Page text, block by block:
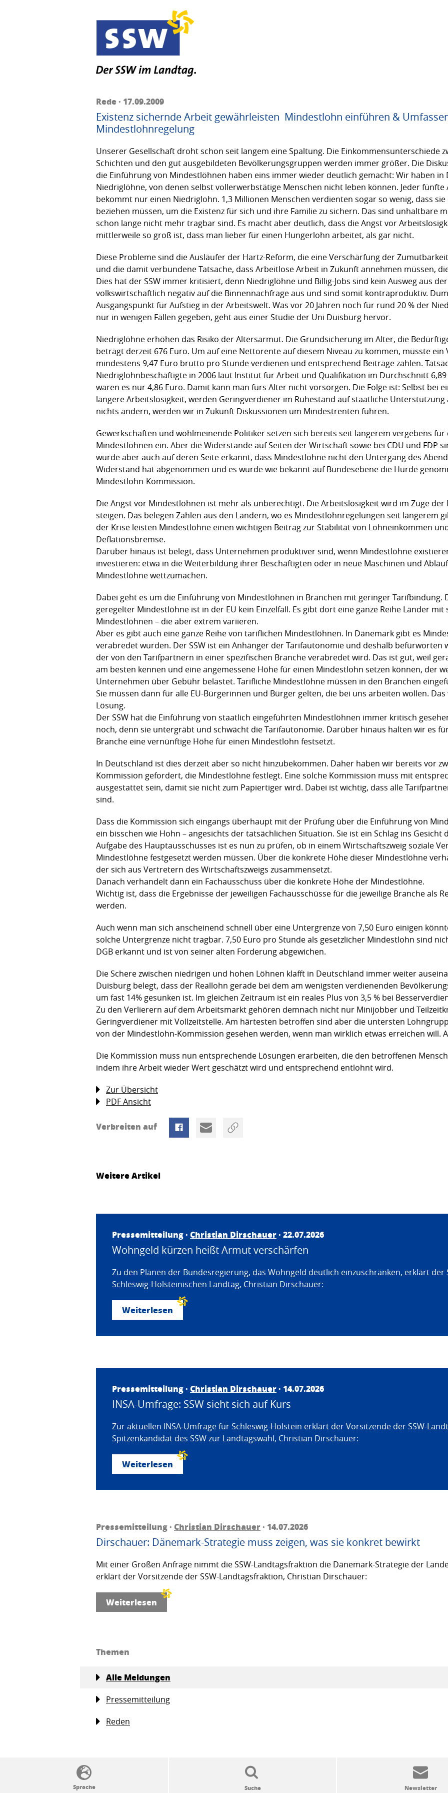
Rede · 17.09.2009
Existenz sichernde Arbeit gewährleisten  Mindestlohn einführen &
Mindestlohnregelung
Unserer Gesellschaft droht schon seit langem eine Spaltung. Die Einkommensunterschiede
Schichten und den gut ausgebildeten Bevölkerungsgruppen werden immer größer. Die
die Einführung von Mindestlöhnen haben eins immer wieder deutlich gemacht: Wir haben in
Niedriglöhne, von denen selbst vollerwerbstätige Menschen nicht leben können. Jeder
bekommt nur einen Niedriglohn. 1,3 Millionen Menschen verdienten sogar so wenig, dass
beziehen müssen, um die Existenz für sich und ihre Familie zu sichern. Das sind unhaltbare
schon lange nicht mehr tragbar sind. Es macht aber deutlich, dass die Angst vor
mittlerweile so groß ist, dass man lieber für einen Hungerlohn arbeitet, als gar nicht.
Diese Probleme sind die Ausläufer der Hartz-Reform, die eine Verschärfung der
und die damit verbundene Tatsache, dass Arbeitlose Arbeit in Zukunft annehmen müssen,
Dies hat der SSW immer kritisiert, denn Niedriglöhne und Billig-Jobs sind kein Ausweg aus
volkswirtschaftlich negativ auf die Binnennachfrage aus und sind somit kontraproduktiv.
Ausgangspunkt für Aufstieg in der Arbeitswelt. Was vor 20 Jahren noch für rund 20 % der
nur in wenigen Fällen gegeben, geht aus einer Studie der Uni Duisburg hervor.
Niedriglöhne erhöhen das Risiko der Altersarmut. Die Grundsicherung im Alter, die
beträgt derzeit 676 Euro. Um auf eine Nettorente auf diesem Niveau zu kommen, müsste ein
mindestens 9,47 Euro brutto pro Stunde verdienen und entsprechend Beiträge zahlen.
Niedriglohnbeschäftigte in 2006 laut Institut für Arbeit und Qualifikation im Durchschnitt
waren es nur 4,86 Euro. Damit kann man fürs Alter nicht vorsorgen. Die Folge ist: Selbst bei
längere Arbeitslosigkeit, werden Geringverdiener im Ruhestand auf staatliche Unterstützung
nichts ändern, werden wir in Zukunft Diskussionen um Mindestrenten führen.
Gewerkschaften und wohlmeinende Politiker setzen sich bereits seit längerem vergebens
Mindestlöhnen ein. Aber die Widerstände auf Seiten der Wirtschaft sowie bei CDU und FDP
wurde aber auch auf deren Seite erkannt, dass Mindestlöhne nicht den Untergang des
Widerstand hat abgenommen und es wurde wie bekannt auf Bundesebene die Hürde
Mindestlohn-Kommission.
Die Angst vor Mindestlöhnen ist mehr als unberechtigt. Die Arbeitslosigkeit wird im Zuge
steigen. Das belegen Zahlen aus den Ländern, wo es Mindestlohnregelungen seit längerem
der Krise leisten Mindestlöhne einen wichtigen Beitrag zur Stabilität von Lohneinkommen
Deflationsbremse.
Darüber hinaus ist belegt, dass Unternehmen produktiver sind, wenn Mindestlöhne
investieren: etwa in die Weiterbildung ihrer Beschäftigten oder in neue Maschinen und
Mindestlöhne wettzumachen.
Dabei geht es um die Einführung von Mindestlöhnen in Branchen mit geringer Tarifbindung.
geregelter Mindestlöhne ist in der EU kein Einzelfall. Es gibt dort eine ganze Reihe Länder
Mindestlöhnen – die aber extrem variieren.
Aber es gibt auch eine ganze Reihe von tariflichen Mindestlöhnen. In Dänemark gibt es
verabredet wurden. Der SSW ist ein Anhänger der Tarifautonomie und deshalb
der von den Tarifpartnern in einer spezifischen Branche verabredet wird. Das ist gut, weil
am besten kennen und eine angemessene Höhe für einen Mindestlohn setzen können, der
Unternehmen über Gebühr belastet. Tarifliche Mindestlöhne müssen in den Branchen
Sie müssen dann für alle EU-Bürgerinnen und Bürger gelten, die bei uns arbeiten wollen.
Lösung.
Der SSW hat die Einführung von staatlich eingeführten Mindestlöhnen immer kritisch
noch, denn sie untergräbt und schwächt die Tarifautonomie. Darüber hinaus halten wir es
Branche eine vernünftige Höhe für einen Mindestlohn festsetzt.
In Deutschland ist dies derzeit aber so nicht hinzubekommen. Daher haben wir bereits vor
Kommission gefordert, die Mindestlöhne festlegt. Eine solche Kommission muss mit
ausgestattet sein, damit sie nicht zum Papiertiger wird. Dabei ist wichtig, dass alle
sind.
Dass die Kommission sich eingangs überhaupt mit der Prüfung über die Einführung von
ein bisschen wie Hohn – angesichts der tatsächlichen Situation. Sie ist ein Schlag ins Gesicht
Aufgabe des Hauptausschusses ist es nun zu prüfen, ob in einem Wirtschaftszweig soziale
Mindestlöhne festgesetzt werden müssen. Über die konkrete Höhe dieser Mindestlöhne
der sich aus Vertretern des Wirtschaftszweigs zusammensetzt.
Danach verhandelt dann ein Fachausschuss über die konkrete Höhe der Mindestlöhne.
Wichtig ist, dass die Ergebnisse der jeweiligen Fachausschüsse für die jeweilige Branche als
werden.
Auch wenn man sich anscheinend schnell über eine Untergrenze von 7,50 Euro einigen
solche Untergrenze nicht tragbar. 7,50 Euro pro Stunde als gesetzlicher Mindestlohn sind
DGB erkannt und ist von seiner alten Forderung abgewichen.
Die Schere zwischen niedrigen und hohen Löhnen klafft in Deutschland immer weiter
Duisburg belegt, dass der Reallohn gerade bei dem am wenigsten verdienenden
um fast 14% gesunken ist. Im gleichen Zeitraum ist ein reales Plus von 3,5 % bei
Zu den Verlierern auf dem Arbeitsmarkt gehören demnach nicht nur Minijobber und
Geringverdiener mit Vollzeitstelle. Am härtesten betroffen sind aber die untersten
von der Mindestlohn-Kommission gesehen werden, wenn man wirklich etwas erreichen will.
Die Kommission muss nun entsprechende Lösungen erarbeiten, die den betroffenen
indem ihre Arbeit wieder Wert geschätzt wird und entsprechend entlohnt wird.
Zur Übersicht
PDF Ansicht
Verbreiten auf
Weitere Artikel
Pressemitteilung · Christian Dirschauer· 22.07.2026
Wohngeld kürzen heißt Armut verschärfen
Zu den Plänen der Bundesregierung, das Wohngeld deutlich einzuschränken, erklärt der
Schleswig-Holsteinischen Landtag, Christian Dirschauer:
Weiterlesen
Pressemitteilung · Christian Dirschauer· 14.07.2026
INSA-Umfrage: SSW sieht sich auf Kurs
Zur aktuellen INSA-Umfrage für Schleswig-Holstein erklärt der Vorsitzende der SSW-
Spitzenkandidat des SSW zur Landtagswahl, Christian Dirschauer:
Weiterlesen
Pressemitteilung · Christian Dirschauer· 14.07.2026
Dirschauer: Dänemark-Strategie muss zeigen, was sie konkret bewirkt
Mit einer Großen Anfrage nimmt die SSW-Landtagsfraktion die Dänemark-Strategie der
erklärt der Vorsitzende der SSW-Landtagsfraktion, Christian Dirschauer:
Weiterlesen
Themen
Alle Meldungen
Pressemitteilung
Reden